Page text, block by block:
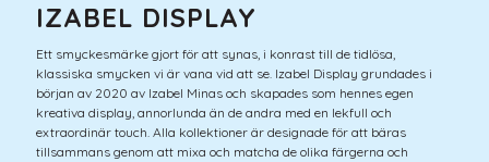
IZABEL DISPLAY
Ett smyckesmärke gjort för att synas, i konrast till de tidlösa,
klassiska smycken vi är vana vid att se. Izabel Display grundades i
början av 2020 av Izabel Minas och skapades som hennes egen
kreativa display, annorlunda än de andra med en lekfull och
extraordinär touch. Alla kollektioner är designade för att bäras
tillsammans genom att mixa och matcha de olika färgerna och